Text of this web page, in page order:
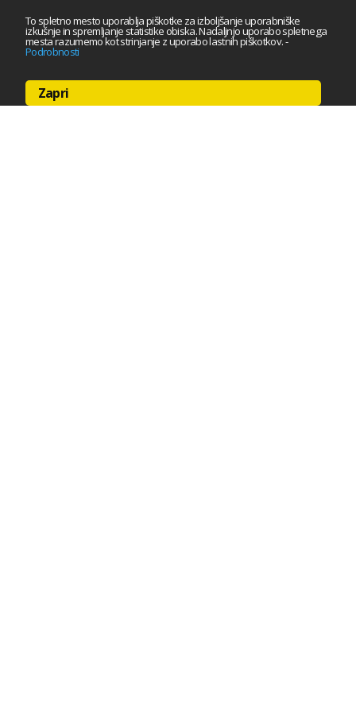
To spletno mesto uporablja piškotke za izboljšanje uporabniške
izkušnje in spremljanje statistike obiska. Nadaljnjo uporabo spletnega
mesta razumemo kot strinjanje z uporabo lastnih piškotkov.-
Podrobnosti
Zapri